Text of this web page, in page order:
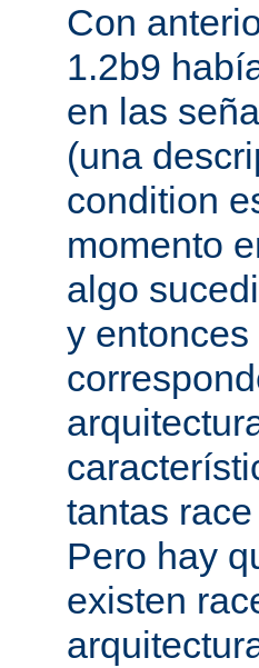
Con
1.2b9
en las
(una
condition
momento
algo
y
tantas
Pero hay
existen